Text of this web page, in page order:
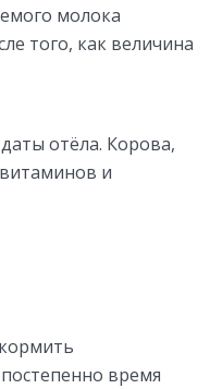
молока
того, как величина
отёла. Корова,
и
время